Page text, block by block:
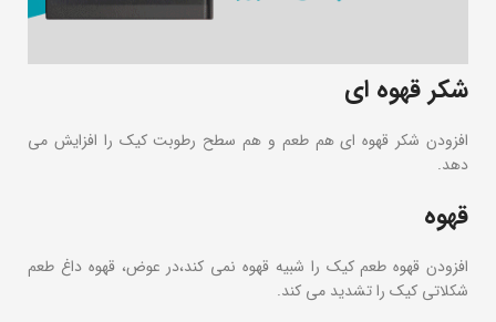
شکر قهوه ای
افزودن شکر قهوه ای هم طعم و هم سطح رطوبت کیک را افزایش می
دهد.
قهوه
افزودن قهوه طعم کیک را شبیه قهوه نمی کند،در عوض، قهوه داغ طعم
شکلاتی کیک را تشدید می کند.